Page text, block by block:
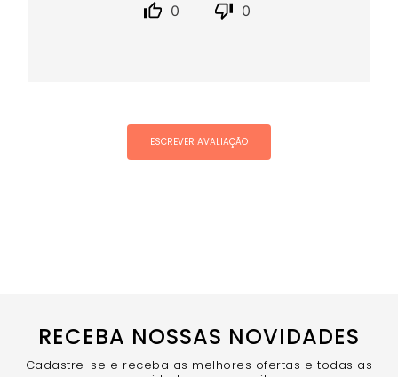
0 0
ESCREVER AVALIAÇÃO
RECEBA NOSSAS NOVIDADES
Cadastre-se e receba as melhores ofertas e todas as